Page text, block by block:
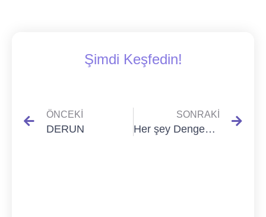
Şimdi Keşfedin!
ÖNCEKI
DERUN
SONRAKI
Her şey Dengede Güzel